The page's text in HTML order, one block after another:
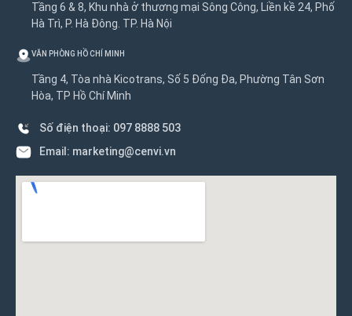
Tầng 6 & 8, Khu nhà ở thương mại Sông Công, Liền kề 24, Phố
Hà Trì, P. Hà Đông. TP. Hà Nội
VĂN PHÒNG HỒ CHÍ MINH
Tầng 4, Tòa nhà Kicotrans, Số 5 Đống Đa, Phường Tân Sơn
Hòa, TP Hồ Chí Minh
Số điện thoại: 097 8888 503
Email: marketing@cenvi.vn